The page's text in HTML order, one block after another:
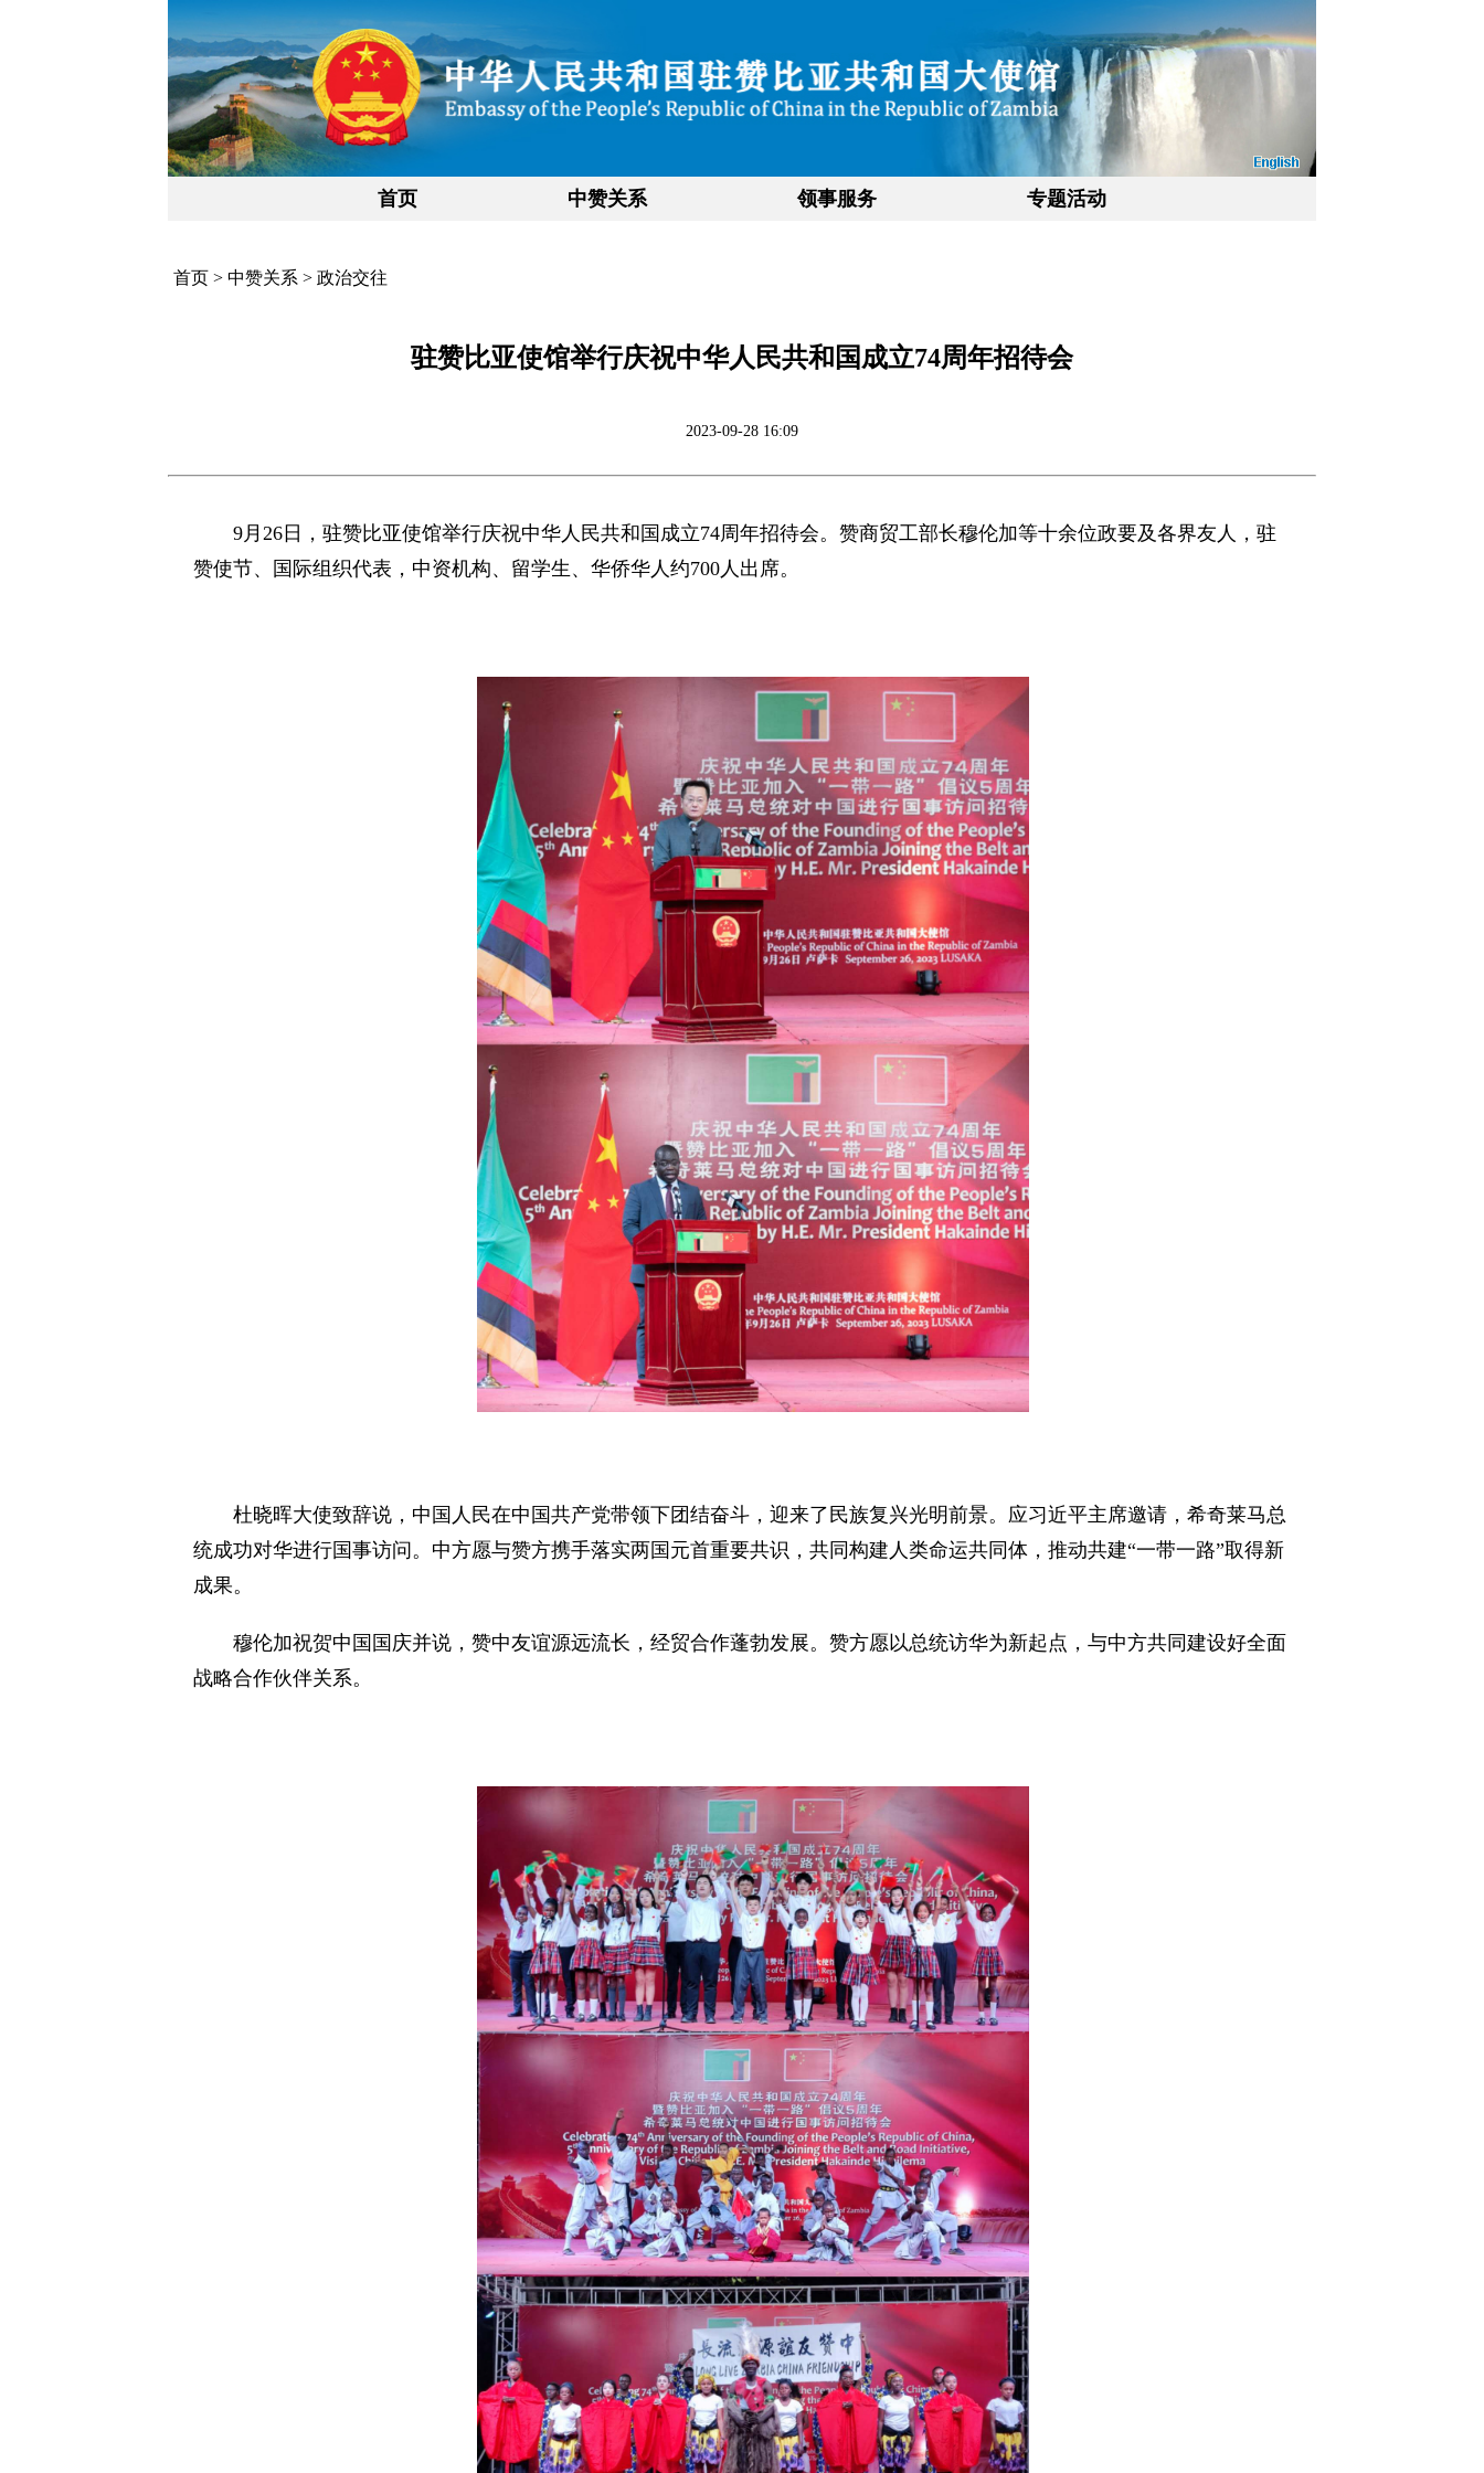
首页 中赞关系 领事服务 专题活动
首页 > 中赞关系 > 政治交往
驻赞比亚使馆举行庆祝中华人民共和国成立74周年招待会
2023-09-28 16:09
9月26日，驻赞比亚使馆举行庆祝中华人民共和国成立74周年招待会。赞商贸工部长穆伦加等十余位政要及各界友人，驻
赞使节、国际组织代表，中资机构、留学生、华侨华人约700人出席。
杜晓晖大使致辞说，中国人民在中国共产党带领下团结奋斗，迎来了民族复兴光明前景。应习近平主席邀请，希奇莱马总
统成功对华进行国事访问。中方愿与赞方携手落实两国元首重要共识，共同构建人类命运共同体，推动共建“一带一路”取得新
成果。
穆伦加祝贺中国国庆并说，赞中友谊源远流长，经贸合作蓬勃发展。赞方愿以总统访华为新起点，与中方共同建设好全面
战略合作伙伴关系。